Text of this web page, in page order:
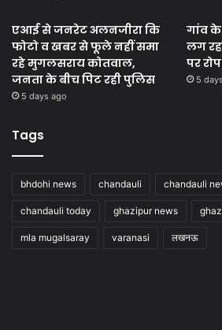
एआई से जनरेट अलनजीरा कि
फोटो व खबर से फूले नहीं समा
रहे मुगलसराय कोतवाल,
जनता के बीच पिट रही पुलिस
5 days ago
गांव
लग
पर
5
Tags
bhdohi news chandauli chandauli
chandauli today ghazipur news
mla mugalsaray varanasi लखनऊ